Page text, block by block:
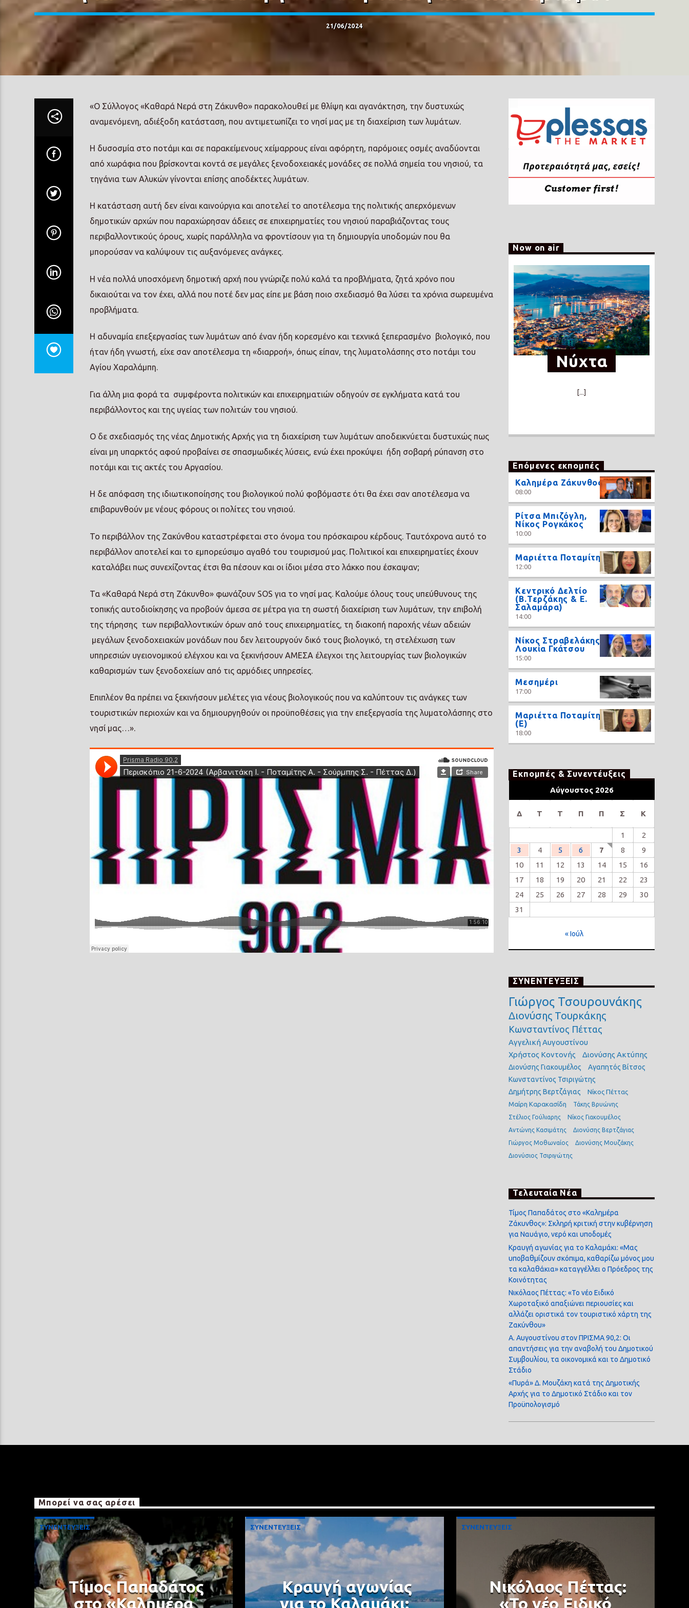
21/06/2024
«Ο Σύλλογος «Καθαρά Νερά στη Ζάκυνθο» παρακολουθεί με θλίψη και αγανάκτηση, την δυστυχώς
αναμενόμενη, αδιέξοδη κατάσταση, που αντιμετωπίζει το νησί μας με τη διαχείριση των λυμάτων.
Η δυσοσμία στο ποτάμι και σε παρακείμενους χείμαρρους είναι αφόρητη, παρόμοιες οσμές αναδύονται
από χωράφια που βρίσκονται κοντά σε μεγάλες ξενοδοχειακές μονάδες σε πολλά σημεία του νησιού, τα
τηγάνια των Αλυκών γίνονται επίσης αποδέκτες λυμάτων.
Η κατάσταση αυτή δεν είναι καινούργια και αποτελεί το αποτέλεσμα της πολιτικής απερχόμενων
δημοτικών αρχών που παραχώρησαν άδειες σε επιχειρηματίες του νησιού παραβιάζοντας τους
περιβαλλοντικούς όρους, χωρίς παράλληλα να φροντίσουν για τη δημιουργία υποδομών που θα
μπορούσαν να καλύψουν τις αυξανόμενες ανάγκες.
Η νέα πολλά υποσχόμενη δημοτική αρχή που γνώριζε πολύ καλά τα προβλήματα, ζητά χρόνο που
δικαιούται να τον έχει, αλλά που ποτέ δεν μας είπε με βάση ποιο σχεδιασμό θα λύσει τα χρόνια σωρευμένα
προβλήματα.
Η αδυναμία επεξεργασίας των λυμάτων από έναν ήδη κορεσμένο και τεχνικά ξεπερασμένο βιολογικό, που
ήταν ήδη γνωστή, είχε σαν αποτέλεσμα τη «διαρροή», όπως είπαν, της λυματολάσπης στο ποτάμι του
Αγίου Χαραλάμπη.
Για άλλη μια φορά τα συμφέροντα πολιτικών και επιχειρηματιών οδηγούν σε εγκλήματα κατά του
περιβάλλοντος και της υγείας των πολιτών του νησιού.
Ο δε σχεδιασμός της νέας Δημοτικής Αρχής για τη διαχείριση των λυμάτων αποδεικνύεται δυστυχώς πως
είναι μη υπαρκτός αφού προβαίνει σε σπασμωδικές λύσεις, ενώ έχει προκύψει ήδη σοβαρή ρύπανση στο
ποτάμι και τις ακτές του Αργασίου.
Η δε απόφαση της ιδιωτικοποίησης του βιολογικού πολύ φοβόμαστε ότι θα έχει σαν αποτέλεσμα να
επιβαρυνθούν με νέους φόρους οι πολίτες του νησιού.
Το περιβάλλον της Ζακύνθου καταστρέφεται στο όνομα του πρόσκαιρου κέρδους. Ταυτόχρονα αυτό το
περιβάλλον αποτελεί και το εμπορεύσιμο αγαθό του τουρισμού μας. Πολιτικοί και επιχειρηματίες έχουν
καταλάβει πως συνεχίζοντας έτσι θα πέσουν και οι ίδιοι μέσα στο λάκκο που έσκαψαν;
Τα «Καθαρά Νερά στη Ζάκυνθο» φωνάζουν SOS για το νησί μας. Καλούμε όλους τους υπεύθυνους της
τοπικής αυτοδιοίκησης να προβούν άμεσα σε μέτρα για τη σωστή διαχείριση των λυμάτων, την επιβολή
της τήρησης των περιβαλλοντικών όρων από τους επιχειρηματίες, τη διακοπή παροχής νέων αδειών
μεγάλων ξενοδοχειακών μονάδων που δεν λειτουργούν δικό τους βιολογικό, τη στελέχωση των
υπηρεσιών υγειονομικού ελέγχου και να ξεκινήσουν ΑΜΕΣΑ έλεγχοι της λειτουργίας των βιολογικών
καθαρισμών των ξενοδοχείων από τις αρμόδιες υπηρεσίες.
Επιπλέον θα πρέπει να ξεκινήσουν μελέτες για νέους βιολογικούς που να καλύπτουν τις ανάγκες των
τουριστικών περιοχών και να δημιουργηθούν οι προϋποθέσεις για την επεξεργασία της λυματολάσπης στο
νησί μας…».
Now on air
Νύχτα
[...]
Επόμενες εκπομπές
Καλημέρα Ζάκυνθος
08:00
Ρίτσα Μπιζόγλη,
Νίκος Ρογκάκος
10:00
Μαριέττα Ποταμίτη
12:00
Κεντρικό Δελτίο
(Β.Τερζάκης & Ε.
Σαλαμάρα)
14:00
Νίκος Στραβελάκης,
Λουκία Γκάτσου
15:00
Μεσημέρι
17:00
Μαριέττα Ποταμίτη
(Ε)
18:00
Εκπομπές & Συνεντέυξεις
Αύγουστος 2026
Δ Τ Τ Π Π Σ Κ
1
2
3
4 5 6 7 8
9
10
11 12 13 14 15
16
17
18 19 20 21 22
23
24
25 26 27 28 29
30
31
« Ιούλ
ΣΥΝΕΝΤΕΥΞΕΙΣ
Γιώργος Τσουρουνάκης
Διονύσης Τουρκάκης
Κωνσταντίνος Πέττας
Αγγελική Αυγουστίνου
Χρήστος Κοντονής
Διονύσης Ακτύπης
Διονύσης Γιακουμέλος
Αγαπητός Βίτσος
Κωνσταντίνος Τσιριγώτης
Δημήτρης Βερτζάγιας
Νίκος Πέττας
Μαίρη Καρακασίδη
Τάκης Βρυώνης
Στέλιος Γούλιαρης
Νίκος Γιακουμέλος
Αντώνης Κασιμάτης
Διονύσης Βερτζάγιας
Γιώργος Μοθωναίος
Διονύσης Μουζάκης
Διονύσιος Τσιριγώτης
Τελευταία Νέα
Τίμος Παπαδάτος στο «Καλημέρα
Ζάκυνθος»: Σκληρή κριτική στην κυβέρνηση
για Ναυάγιο, νερό και υποδομές
Κραυγή αγωνίας για το Καλαμάκι: «Μας
υποβαθμίζουν σκόπιμα, καθαρίζω μόνος μου
τα καλαθάκια» καταγγέλλει ο Πρόεδρος της
Κοινότητας
Νικόλαος Πέττας: «Το νέο Ειδικό
Χωροταξικό απαξιώνει περιουσίες και
αλλάζει οριστικά τον τουριστικό χάρτη της
Ζακύνθου»
Α. Αυγουστίνου στον ΠΡΙΣΜΑ 90,2: Οι
απαντήσεις για την αναβολή του Δημοτικού
Συμβουλίου, τα οικονομικά και το Δημοτικό
Στάδιο
«Πυρά» Δ. Μουζάκη κατά της Δημοτικής
Αρχής για το Δημοτικό Στάδιο και τον
Προϋπολογισμό
Μπορεί να σας αρέσει
ΣΥΝΕΝΤΕΥΞΕΙΣ
Τίμος Παπαδάτος
στο «Καλημέρα
ΣΥΝΕΝΤΕΥΞΕΙΣ
Κραυγή αγωνίας
για το Καλαμάκι:
ΣΥΝΕΝΤΕΥΞΕΙΣ
Νικόλαος Πέττας:
«Το νέο Ειδικό